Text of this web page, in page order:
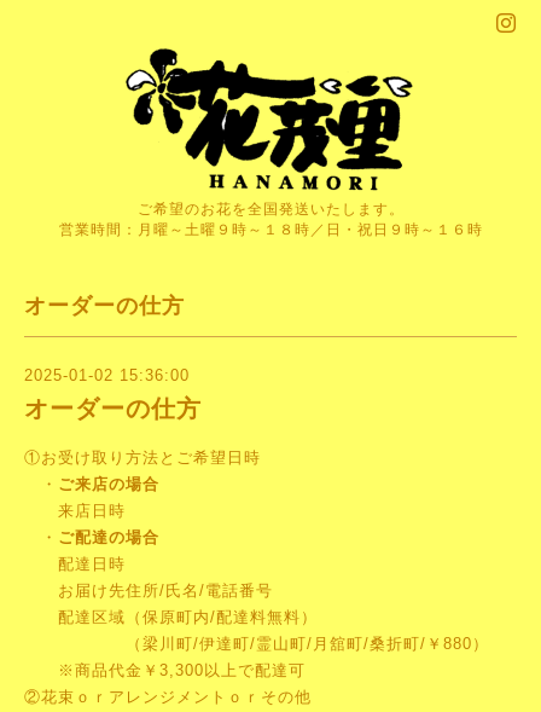
ご希望のお花を全国発送いたします。
営業時間：月曜～土曜９時～１８時／日・祝日９時～１６時
オーダーの仕方
2025-01-02 15:36:00
オーダーの仕方
①お受け取り方法とご希望日時
・ ご来店の場合
来店日時
・ ご配達の場合
配達日時
お届け先住所/氏名/電話番号
配達区域（保原町内/配達料無料）
（梁川町/伊達町/霊山町/月舘町/桑折町/￥880）
※商品代金￥3,300以上で配達可
②花束ｏｒアレンジメントｏｒその他